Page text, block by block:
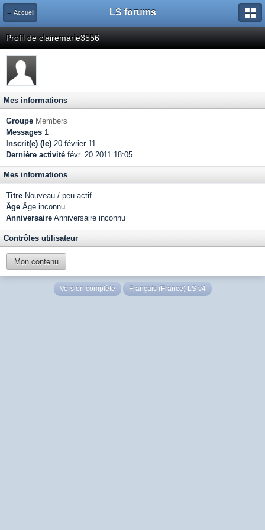
← Accueil LS forums
Profil de clairemarie3556
Mes informations
Groupe Members
Messages 1
Inscrit(e) (le) 20-février 11
Dernière activité févr. 20 2011 18:05
Mes informations
Titre Nouveau / peu actif
Âge Âge inconnu
Anniversaire Anniversaire inconnu
Contrôles utilisateur
Mon contenu
Version complète Français (France) LS v4